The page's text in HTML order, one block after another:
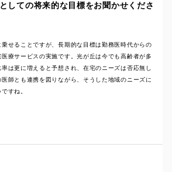
しての将来的な目標をお聞かせくださ
せることですが、長期的な目標は勤務医時代からの
療サービスの実施です。光が丘は今でも高齢者が多
は更に増えると予想され、在宅のニーズは否応無し
師とも連携を図りながら、そうした地域のニーズに
すね。